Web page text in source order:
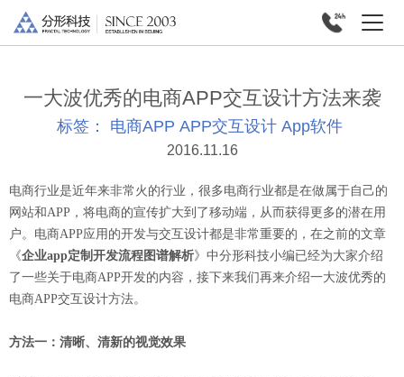
一大波优秀的电商APP交互设计方法来袭
标签： 电商APP APP交互设计 App软件
2016.11.16
电商行业是近年来非常火的行业，很多电商行业都是在做属于自己的
网站和APP，将电商的宣传扩大到了移动端，从而获得更多的潜在用
户。电商APP应用的开发与交互设计都是非常重要的，在之前的文章
《企业app定制开发流程图谱解析》中分形科技小编已经为大家介绍
了一些关于电商APP开发的内容，接下来我们再来介绍一大波优秀的
电商APP交互设计方法。
方法一：清晰、清新的视觉效果